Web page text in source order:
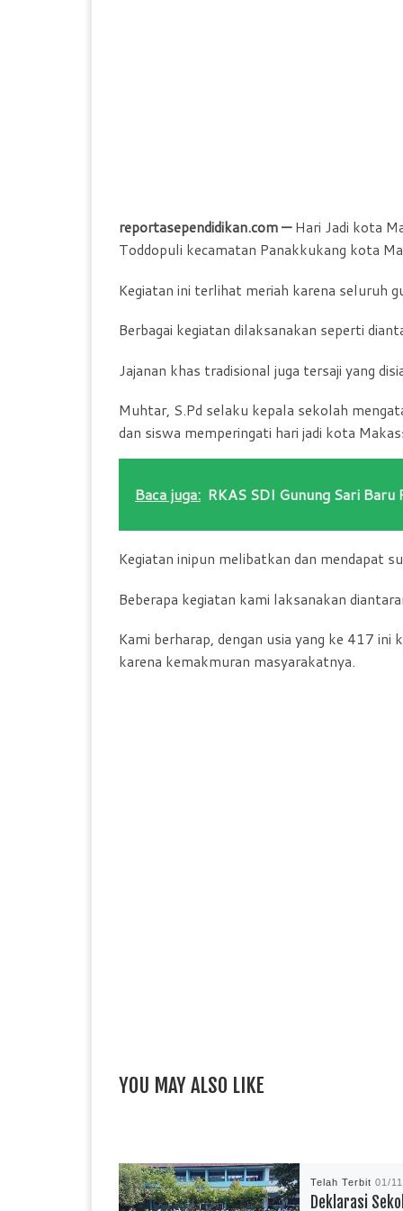
reportasependidikan.com —Hari Jadi kota
Toddopuli kecamatan Panakkukang kota
Kegiatan ini terlihat meriah karena seluruh
Berbagai kegiatan dilaksanakan seperti
Jajanan khas tradisional juga tersaji yang
Muhtar, S.Pd selaku kepala sekolah
dan siswa memperingati hari jadi kota
Baca juga: RKAS SDI Gunung Sari Baru
Kegiatan inipun melibatkan dan mendapat
Beberapa kegiatan kami laksanakan
Kami berharap, dengan usia yang ke 417
karena kemakmuran masyarakatnya.
YOU MAY ALSO LIKE
Telah Terbit 01/
Deklarasi